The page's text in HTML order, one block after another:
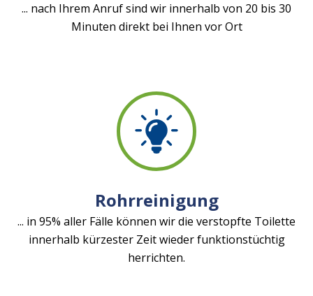
... nach Ihrem Anruf sind wir innerhalb von 20 bis 30
Minuten direkt bei Ihnen vor Ort
Rohrreinigung
... in 95% aller Fälle können wir die verstopfte Toilette
innerhalb kürzester Zeit wieder funktionstüchtig
herrichten.